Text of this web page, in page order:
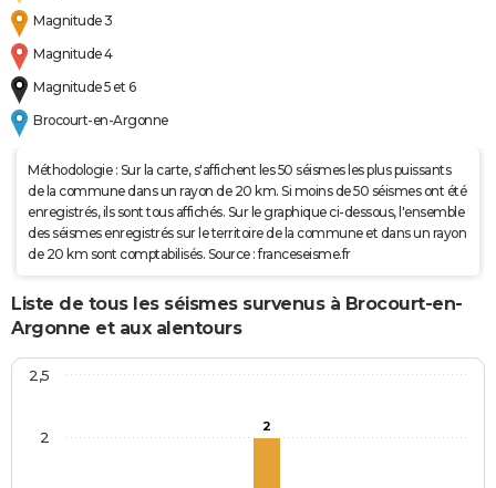
Magnitude 3
Magnitude 4
Magnitude 5 et 6
Brocourt-en-Argonne
Méthodologie : Sur la carte, s'affichent les 50 séismes les plus puissants
de la commune dans un rayon de 20 km. Si moins de 50 séismes ont été
enregistrés, ils sont tous affichés. Sur le graphique ci-dessous, l'ensemble
des séismes enregistrés sur le territoire de la commune et dans un rayon
de 20 km sont comptabilisés. Source : franceseisme.fr
Liste de tous les séismes survenus à Brocourt-en-
Argonne et aux alentours
2
2
2,5